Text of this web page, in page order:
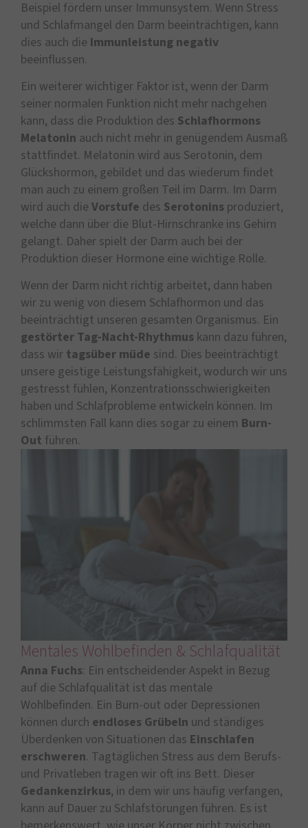
Beispiel fördern unser Immunsystem. Wenn Stress
und Schlafmangel den Darm beeinträchtigen, kann
dies auch die Immunleistung negativ
beeinflussen.
Ein weiterer wichtiger Faktor ist, wenn der Darm
seiner normalen Funktion nicht mehr nachgehen
kann, dass die Produktion des Schlafhormons
Melatonin auch nicht mehr in genügendem Ausmaß
stattfindet. Melatonin wird aus Serotonin, dem
Glückshormon, gebildet und das wiederum findet
man auch zu einem großen Teil im Darm. Im Darm
wird auch die Vorstufe des Serotonins produziert,
welche dann über die Blut-Hirnschranke ins Gehirn
gelangt. Daher spielt der Darm auch bei der
Produktion dieser Hormone eine wichtige Rolle.
Wenn der Darm nicht richtig arbeitet, dann haben
wir zu wenig von diesem Schlafhormon und das
beeinträchtigt unseren gesamten Organismus. Ein
gestörter Tag-Nacht-Rhythmus kann dazu führen,
dass wir tagsüber müde sind. Dies beeinträchtigt
unsere geistige Leistungsfähigkeit, wodurch wir uns
gestresst fühlen, Konzentrationsschwierigkeiten
haben und Schlafprobleme entwickeln können. Im
schlimmsten Fall kann dies sogar zu einem Burn-
Out führen.
Mentales Wohlbefinden & Schlafqualität
Anna Fuchs: Ein entscheidender Aspekt in Bezug
auf die Schlafqualität ist das mentale
Wohlbefinden. Ein Burn-out oder Depressionen
können durch endloses Grübeln und ständiges
Überdenken von Situationen das Einschlafen
erschweren. Tagtäglichen Stress aus dem Berufs-
und Privatleben tragen wir oft ins Bett. Dieser
Gedankenzirkus, in dem wir uns häufig verfangen,
kann auf Dauer zu Schlafstörungen führen. Es ist